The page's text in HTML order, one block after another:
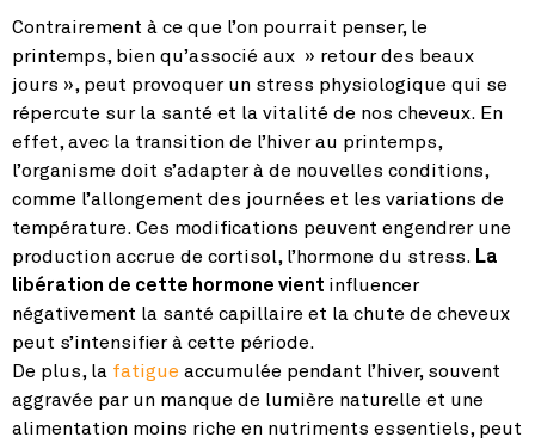
Contrairement à ce que l’on pourrait penser, le
printemps, bien qu’associé aux » retour des beaux
jours », peut provoquer un stress physiologique qui se
répercute sur la santé et la vitalité de nos cheveux. En
effet, avec la transition de l’hiver au printemps,
l’organisme doit s’adapter à de nouvelles conditions,
comme l’allongement des journées et les variations de
température. Ces modifications peuvent engendrer une
production accrue de cortisol, l’hormone du stress. La
libération de cette hormone vient influencer
négativement la santé capillaire et la chute de cheveux
peut s’intensifier à cette période.
De plus, la fatigue accumulée pendant l’hiver, souvent
aggravée par un manque de lumière naturelle et une
alimentation moins riche en nutriments essentiels, peut